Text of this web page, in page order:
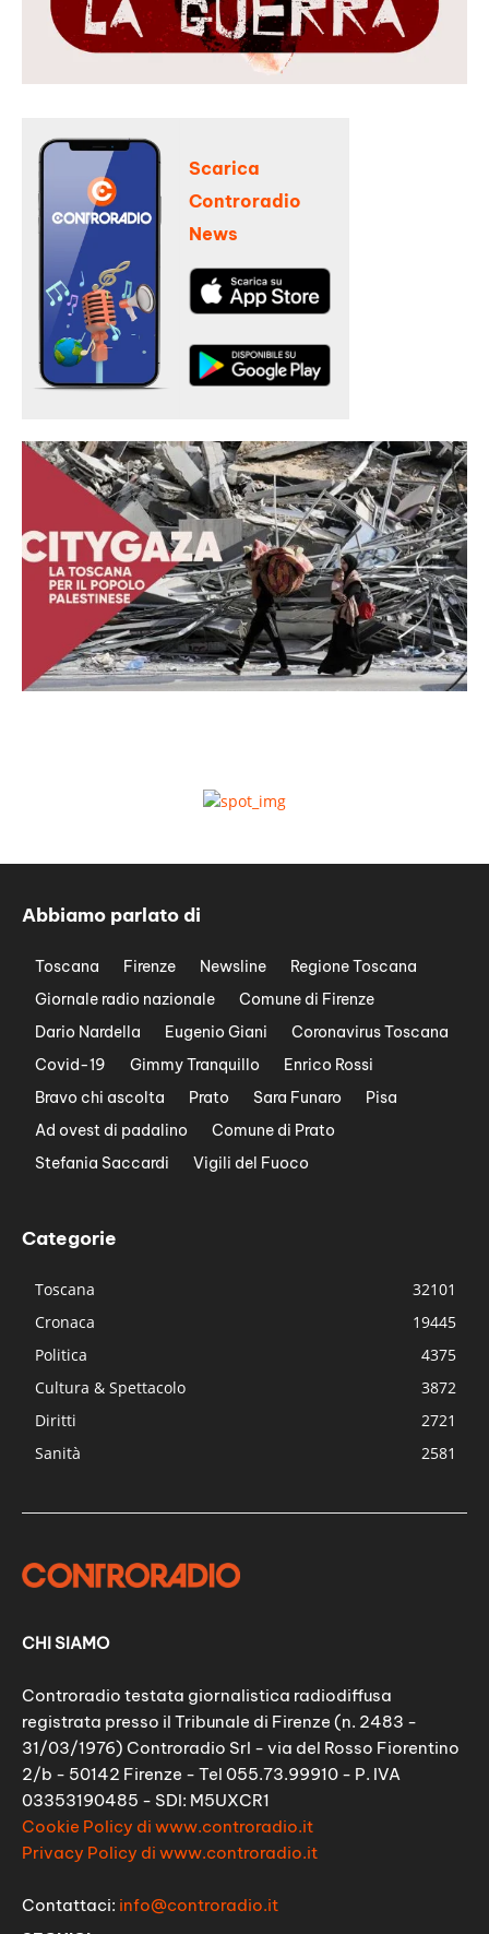
Scarica
Controradio
News
Abbiamo parlato di
Toscana Firenze Newsline
Regione Toscana
Giornale radio nazionale
Comune di Firenze
Dario Nardella
Eugenio Giani
Coronavirus Toscana
Covid-19
Gimmy Tranquillo
Enrico Rossi
Bravo chi ascolta
Prato Sara Funaro
Pisa
Ad ovest di padalino
Comune di Prato
Stefania Saccardi
Vigili del Fuoco
Categorie
Toscana
32101
Cronaca
19445
Politica
4375
Cultura & Spettacolo
3872
Diritti
2721
Sanità
2581
CHI SIAMO
Controradio testata giornalistica radiodiffusa
registrata presso il Tribunale di Firenze (n. 2483 -
31/03/1976) Controradio Srl - via del Rosso Fiorentino
2/b - 50142 Firenze - Tel 055.73.99910 - P. IVA
03353190485 - SDI: M5UXCR1
Cookie Policy di www.controradio.it
Privacy Policy di www.controradio.it
Contattaci: info@controradio.it